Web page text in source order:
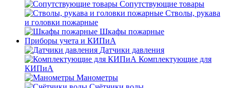
Сопутствующие товары
Стволы, рукава
и головки пожарные
Шкафы пожарные
Приборы учета и КИПиА
Датчики давления
Комплектующие для
КИПиА
Манометры